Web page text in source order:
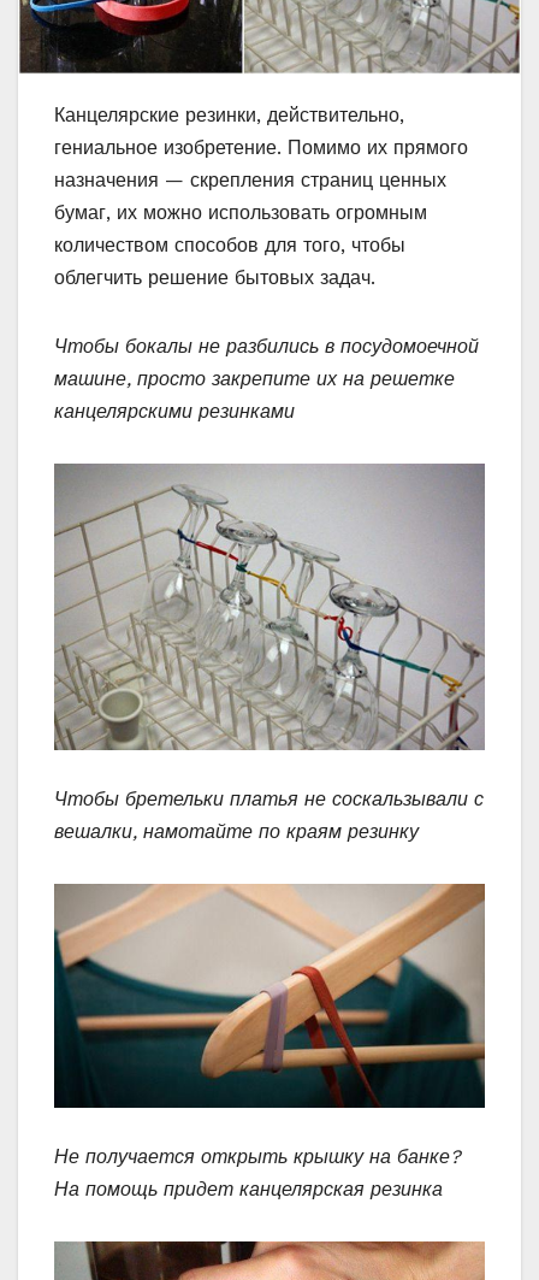
Канцелярские резинки, действительно,
гениальное изобретение. Помимо их прямого
назначения — скрепления страниц ценных
бумаг, их можно использовать огромным
количеством способов для того, чтобы
облегчить решение бытовых задач.
Чтобы бокалы не разбились в посудомоечной
машине, просто закрепите их на решетке
канцелярскими резинками
Чтобы бретельки платья не соскальзывали с
вешалки, намотайте по краям резинку
Не получается открыть крышку на банке?
На помощь придет канцелярская резинка